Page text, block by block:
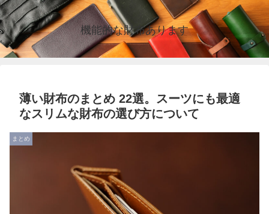
機能的な財布あります
薄い財布のまとめ 22選。スーツにも最適
なスリムな財布の選び方について
まとめ